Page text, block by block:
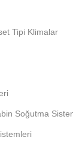
Tipi Klimalar
Soğutma